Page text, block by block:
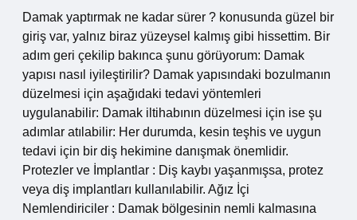
Damak yaptırmak ne kadar sürer ? konusunda güzel bir
giriş var, yalnız biraz yüzeysel kalmış gibi hissettim. Bir
adım geri çekilip bakınca şunu görüyorum: Damak
yapısı nasıl iyileştirilir? Damak yapısındaki bozulmanın
düzelmesi için aşağıdaki tedavi yöntemleri
uygulanabilir: Damak iltihabının düzelmesi için ise şu
adımlar atılabilir: Her durumda, kesin teşhis ve uygun
tedavi için bir diş hekimine danışmak önemlidir.
Protezler ve İmplantlar : Diş kaybı yaşanmışsa, protez
veya diş implantları kullanılabilir. Ağız İçi
Nemlendiriciler : Damak bölgesinin nemli kalmasına